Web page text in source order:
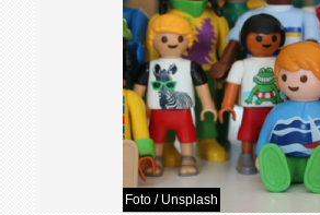
Foto / Unsplash